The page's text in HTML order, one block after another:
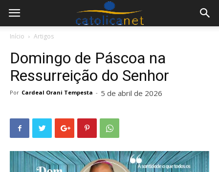
Início Artigos
Domingo de Páscoa na
Ressurreição do Senhor
Por Cardeal Orani Tempesta - 5 de abril de 2026